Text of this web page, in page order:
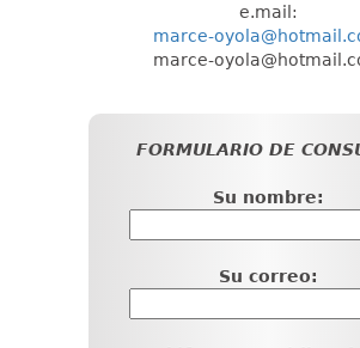
e.mail:
marce-
marce-
FORMULARIO DE
Su nombre:
Su correo: